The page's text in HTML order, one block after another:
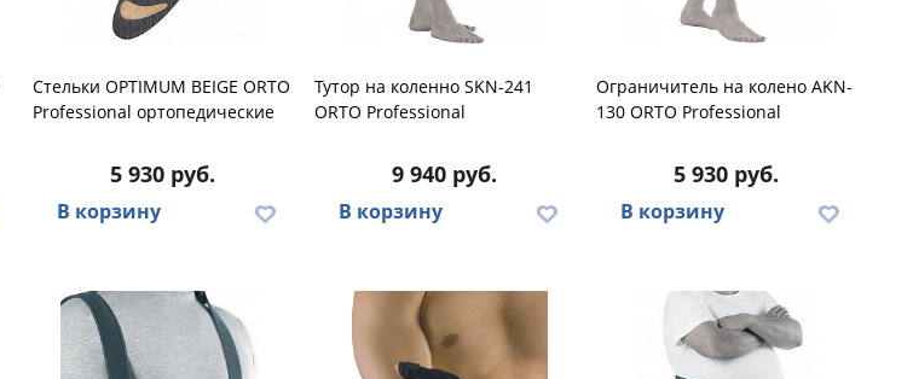
Стельки OPTIMUM BEIGE ORTO
Professional ортопедические
5 930 руб.
В корзину
Тутор на коленно SKN-241
ORTO Professional
9 940 руб.
В корзину
Ограничитель на колено AKN-
130 ORTO Professional
5 930 руб.
В корзину